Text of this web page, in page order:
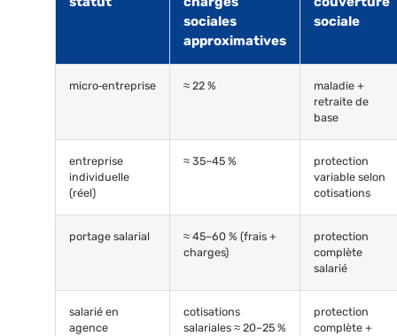
sociales
approximatives
sociale
micro‑entreprise ≈ 22 %
maladie +
retraite de
base
entreprise
individuelle
(réel)
≈ 35–45 %
protection
variable selon
cotisations
portage salarial
≈ 45–60 % (frais +
charges)
protection
complète
salarié
salarié en
agence
cotisations
salariales ≈ 20–25 %
protection
complète +